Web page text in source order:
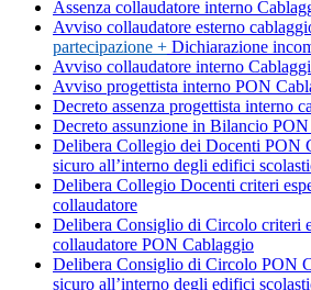
Assenza collaudatore interno
Avviso collaudatore esterno
partecipazione + Dichiarazione
Avviso collaudatore interno
Avviso progettista interno PON
Decreto assenza progettista interno
Decreto assunzione in Bilancio
Delibera Collegio dei Docenti PON
sicuro all’interno degli edifici
Delibera Collegio Docenti criteri
collaudatore
Delibera Consiglio di Circolo criteri
collaudatore PON Cablaggio
Delibera Consiglio di Circolo PON
sicuro all’interno degli edifici